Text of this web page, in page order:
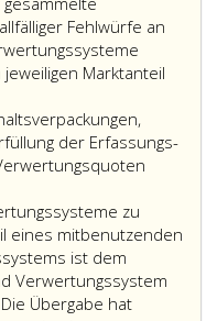
gemäß
eins
haben
Fehlwürfe an
Marktanteil
der Erfassungs-
zu
eines mitbenutzenden
ist dem
Verwertungssystem
Übergabe hat